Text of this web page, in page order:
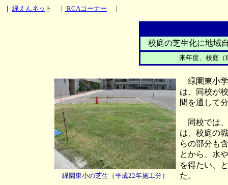
｜ 緑えんネッ ト ｜ RCAコーナー ｜
校庭の芝生化に地域
来年度、校庭（
緑園東小の芝生（平成22年施工分）
緑園東小学
は、同校が
間を通して
同校では、
は、校庭の
らの部分も
とから、水
を得たい、
た。